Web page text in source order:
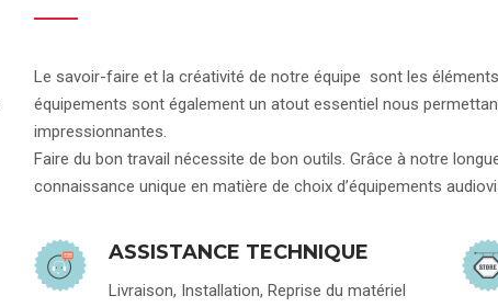
Le savoir-faire et la créativité de notre équipe sont les
équipements sont également un atout essentiel nous
impressionnantes.
Faire du bon travail nécessite de bon outils. Grâce à notre
connaissance unique en matière de choix d’équipements
ASSISTANCE TECHNIQUE
Livraison, Installation, Reprise du matériel